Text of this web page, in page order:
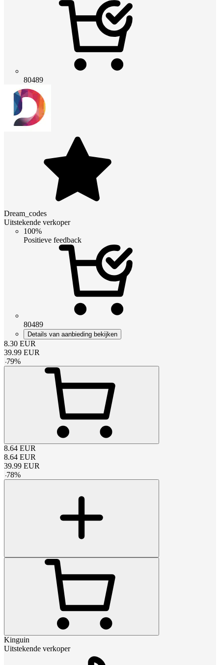
80489
Dream_codes
Uitstekende verkoper
100%
Positieve feedback
80489
Details van aanbieding bekijken
8.30 EUR
39.99 EUR
-79%
8.64 EUR
8.64 EUR
39.99 EUR
-78%
Kinguin
Uitstekende verkoper